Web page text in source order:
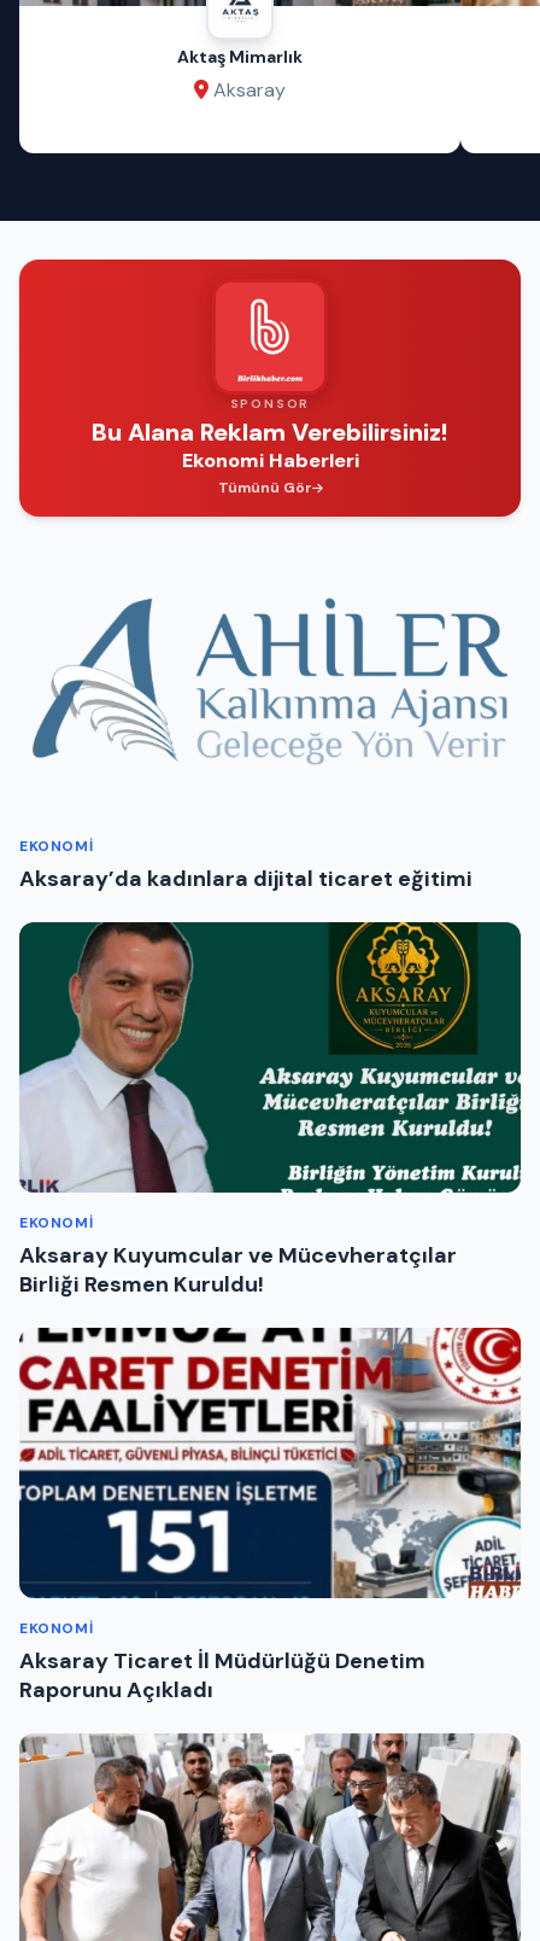
Aktaş Mimarlık
Aksaray
SPONSOR
Bu Alana Reklam Verebilirsiniz!
Ekonomi Haberleri
Tümünü Gör
EKONOMI
Aksaray’da kadınlara dijital ticaret eğitimi
EKONOMI
Aksaray Kuyumcular ve Mücevheratçılar
Birliği Resmen Kuruldu!
EKONOMI
Aksaray Ticaret İl Müdürlüğü Denetim
Raporunu Açıkladı